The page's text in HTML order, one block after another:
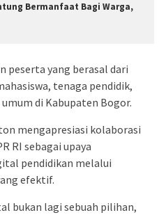
Bermanfaat Bagi Warga,
peserta yang berasal dari
tenaga pendidik,
di Kabupaten Bogor.
mengapresiasi kolaborasi
RI sebagai upaya
pendidikan melalui
efektif.
bukan lagi sebuah pilihan,